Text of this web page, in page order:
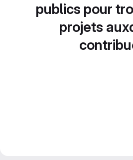
publics pour
projets